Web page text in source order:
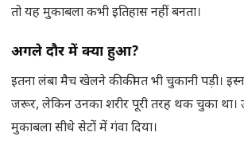
तो यह मुकाबला कभी इतिहास नहीं बनता।
अगले दौर में क्या हुआ?
इतना लंबा मैच खेलने की कीमत भी चुकानी पड़ी।
जरूर, लेकिन उनका शरीर पूरी तरह थक चुका था।
मुकाबला सीधे सेटों में गंवा दिया।